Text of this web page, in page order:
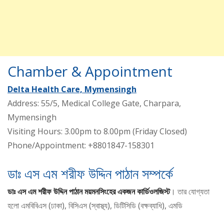
Chamber & Appointment
Delta Health Care, Mymensingh
Address: 55/5, Medical College Gate, Charpara,
Mymensingh
Visiting Hours: 3.00pm to 8.00pm (Friday Closed)
Phone/Appointment: +8801847-158301
ডাঃ এস এম শরীফ উদ্দিন পাঠান সম্পর্কে
ডাঃ এস এম শরীফ উদ্দিন পাঠান ময়মনসিংহের একজন কার্ডিওলজিস্ট। তার যোগ্যতা
হলো এমবিবিএস (ঢাকা), বিসিএস (স্বাস্থ্য), ডিটিসিডি (বক্ষব্যাধি), এমডি